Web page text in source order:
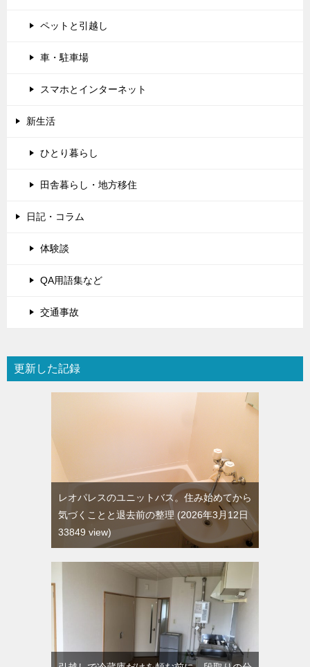
ペットと引越し
車・駐車場
スマホとインターネット
新生活
ひとり暮らし
田舎暮らし・地方移住
日記・コラム
体験談
QA用語集など
交通事故
更新した記録
レオパレスのユニットバス。住み始めてから
気づくことと退去前の整理
2026年3月12日
33849 view